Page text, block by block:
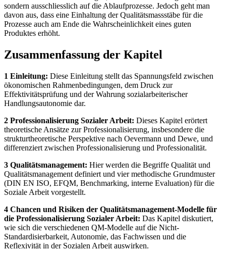
sondern ausschliesslich auf die Ablaufprozesse. Jedoch geht man
davon aus, dass eine Einhaltung der Qualitätsmassstäbe für die
Prozesse auch am Ende die Wahrscheinlichkeit eines guten
Produktes erhöht.
Zusammenfassung der Kapitel
1 Einleitung: Diese Einleitung stellt das Spannungsfeld zwischen
ökonomischen Rahmenbedingungen, dem Druck zur
Effektivitätsprüfung und der Wahrung sozialarbeiterischer
Handlungsautonomie dar.
2 Professionalisierung Sozialer Arbeit: Dieses Kapitel erörtert
theoretische Ansätze zur Professionalisierung, insbesondere die
strukturtheoretische Perspektive nach Oevermann und Dewe, und
differenziert zwischen Professionalisierung und Professionalität.
3 Qualitätsmanagement: Hier werden die Begriffe Qualität und
Qualitätsmanagement definiert und vier methodische Grundmuster
(DIN EN ISO, EFQM, Benchmarking, interne Evaluation) für die
Soziale Arbeit vorgestellt.
4 Chancen und Risiken der Qualitätsmanagement-Modelle für
die Professionalisierung Sozialer Arbeit: Das Kapitel diskutiert,
wie sich die verschiedenen QM-Modelle auf die Nicht-
Standardisierbarkeit, Autonomie, das Fachwissen und die
Reflexivität in der Sozialen Arbeit auswirken.